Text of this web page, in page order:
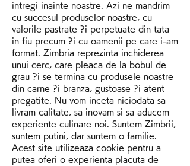
intregi inainte noastre. Azi ne mandrim
cu succesul produselor noastre, cu
valorile pastrate ?i perpetuate din tata
in fiu precum ?i cu oamenii pe care i-am
format. Zimbria reprezinta inchiderea
unui cerc, care pleaca de la bobul de
grau ?i se termina cu produsele noastre
din carne ?i branza, gustoase ?i atent
pregatite. Nu vom inceta niciodata sa
livram calitate, sa inovam si sa aducem
experiente culinare noi. Suntem Zimbrii,
suntem putini, dar suntem o familie.
Acest site utilizeaza cookie pentru a
putea oferi o experienta placuta de